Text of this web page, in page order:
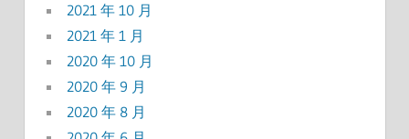
2021 年 10 月
2021 年 1 月
2020 年 10 月
2020 年 9 月
2020 年 8 月